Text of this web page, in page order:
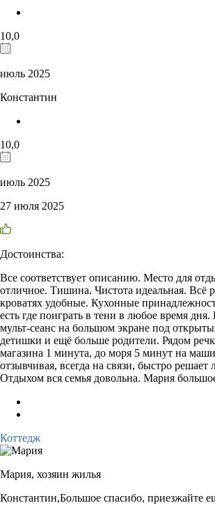
10,0
июль 2025
Константин
10,0
июль 2025
27 июля 2025
Достоинства:
Все соответствует описанию. Место для
отличное. Тишина. Чистота идеальная. Всё
кроватях удобные. Кухонные
есть где поиграть в тени в любое время
мульт-сеанс на большом экране под
детишки и ещё больше родители. Рядом
магазина 1 минута, до моря 5 минут на
отзывчивая, всегда на связи, быстро
Отдыхом вся семья довольна. Мария
Коттедж
Мария, хозяин жилья
Константин,Большое спасибо, приезжайте